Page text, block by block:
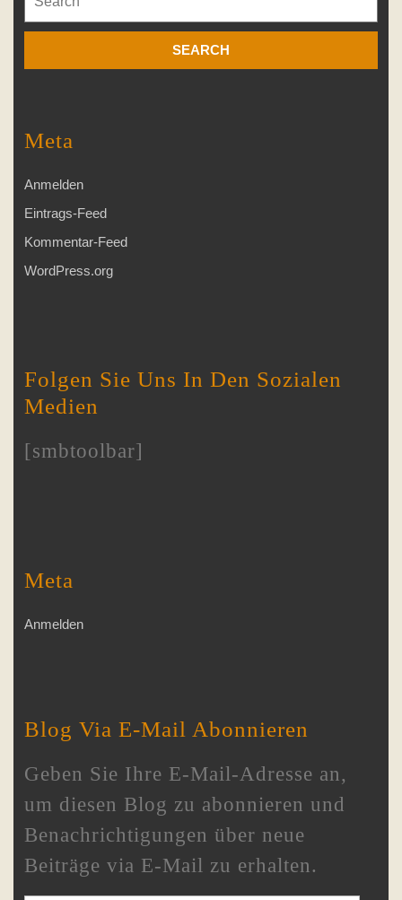
for:
Meta
Anmelden
Eintrags-Feed
Kommentar-Feed
WordPress.org
Folgen Sie Uns In Den Sozialen
Medien
[smbtoolbar]
Meta
Anmelden
Blog Via E-Mail Abonnieren
Geben Sie Ihre E-Mail-Adresse an,
um diesen Blog zu abonnieren und
Benachrichtigungen über neue
Beiträge via E-Mail zu erhalten.